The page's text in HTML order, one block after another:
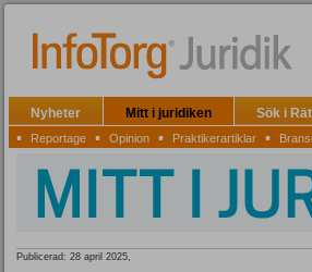
Nyheter Mitt i juridiken Sök i
▪ Reportage ▪ Opinion ▪ Praktikerartiklar ▪
Publicerad: 28 april 2025,